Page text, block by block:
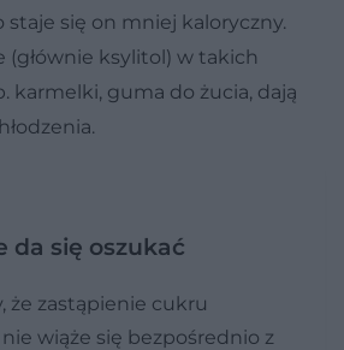
się on mniej kaloryczny.
(głównie ksylitol) w takich
karmelki, guma do żucia, dają
da się oszukać
że zastąpienie cukru
wiąże się bezpośrednio z